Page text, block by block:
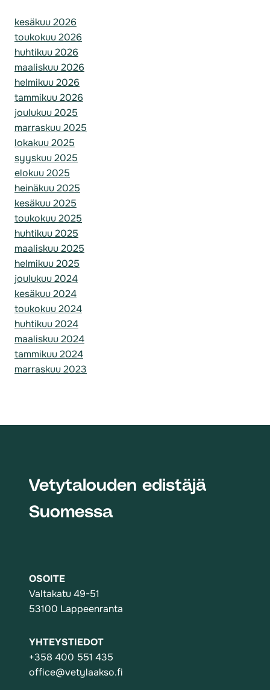
kesäkuu 2026
toukokuu 2026
huhtikuu 2026
maaliskuu 2026
helmikuu 2026
tammikuu 2026
joulukuu 2025
marraskuu 2025
lokakuu 2025
syyskuu 2025
elokuu 2025
heinäkuu 2025
kesäkuu 2025
toukokuu 2025
huhtikuu 2025
maaliskuu 2025
helmikuu 2025
joulukuu 2024
kesäkuu 2024
toukokuu 2024
huhtikuu 2024
maaliskuu 2024
tammikuu 2024
marraskuu 2023
Vetytalouden edistäjä
Suomessa
OSOITE
Valtakatu 49-51
53100 Lappeenranta
YHTEYSTIEDOT
+358 400 551 435
office@vetylaakso.fi